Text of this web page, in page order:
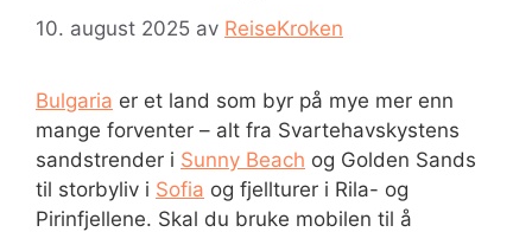
10. august 2025 av ReiseKroken
Bulgaria er et land som byr på mye mer enn
mange forventer – alt fra Svartehavskystens
sandstrender i Sunny Beach og Golden Sands
til storbyliv i Sofia og fjellturer i Rila- og
Pirinfjellene. Skal du bruke mobilen til å